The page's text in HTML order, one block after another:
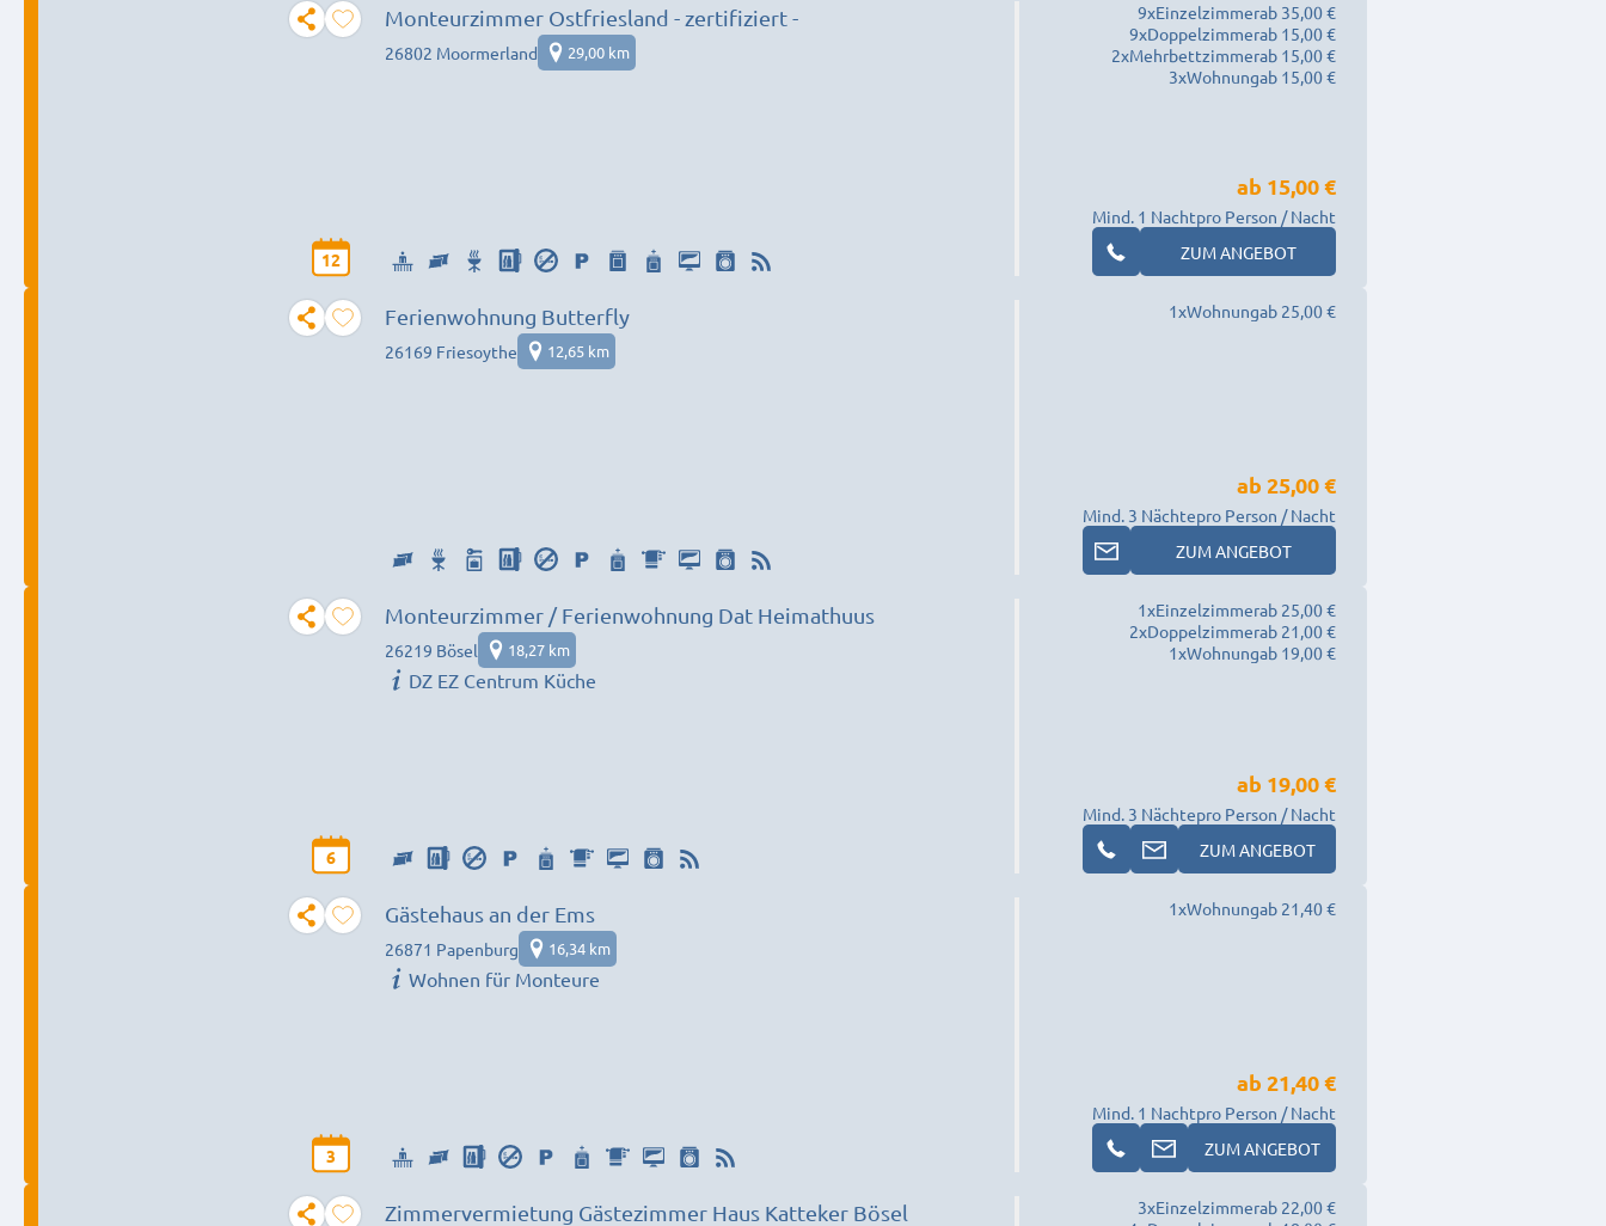
12
Monteurzimmer Ostfriesland - zertifiziert -
26802 Moormerland 29,00 km
9xEinzelzimmerab 35,00 €
9xDoppelzimmerab 15,00 €
2xMehrbettzimmerab 15,00 €
3xWohnungab 15,00 €
Mind. 1 Nacht
ab 15,00 €
pro Person / Nacht
ZUM ANGEBOT
Ferienwohnung Butterfly
26169 Friesoythe 12,65 km
1xWohnungab 25,00 €
Mind. 3 Nächte
ab 25,00 €
pro Person / Nacht
ZUM ANGEBOT
6
Monteurzimmer / Ferienwohnung Dat Heimathuus
26219 Bösel 18,27 km
DZ EZ Centrum Küche
1xEinzelzimmerab 25,00 €
2xDoppelzimmerab 21,00 €
1xWohnungab 19,00 €
Mind. 3 Nächte
ab 19,00 €
pro Person / Nacht
ZUM ANGEBOT
3
Gästehaus an der Ems
26871 Papenburg 16,34 km
Wohnen für Monteure
1xWohnungab 21,40 €
Mind. 1 Nacht
ab 21,40 €
pro Person / Nacht
ZUM ANGEBOT
Zimmervermietung Gästezimmer Haus Katteker Bösel 3xEinzelzimmerab 22,00 €